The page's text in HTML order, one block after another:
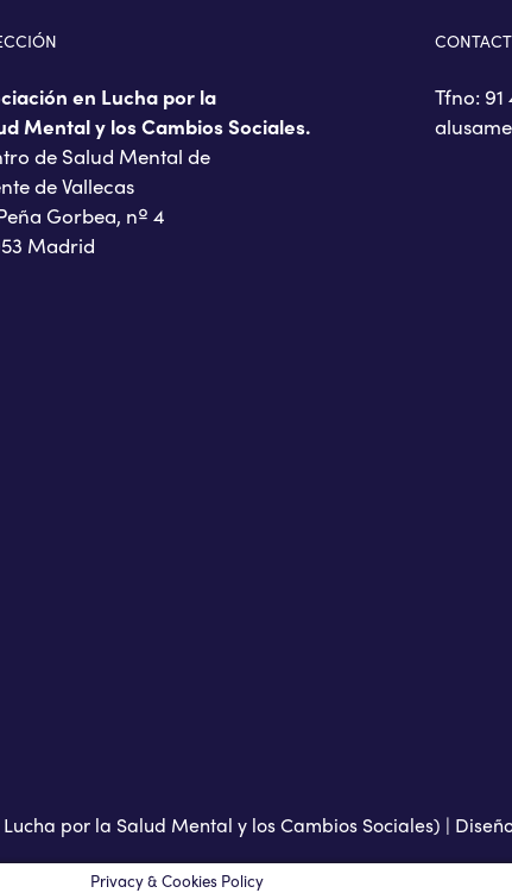
en Lucha por la
Mental y los Cambios Sociales.
de Salud Mental de
de Vallecas
Gorbea, nº 4
Madrid
Tfno:
por la Salud Mental y los Cambios Sociales) |
Privacy & Cookies Policy